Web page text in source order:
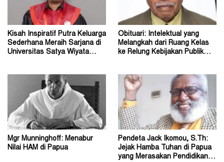
Kisah Inspiratif Putra Keluarga
Sederhana Meraih Sarjana di
Universitas Satya Wiyata
Obituari: Intelektual yang
Melangkah dari Ruang Kelas
ke Relung Kebijakan Publik
Mgr Munninghoff: Menabur
Nilai HAM di Papua
Pendeta Jack Ikomou, S.Th:
Jejak Hamba Tuhan di Papua
yang Merasakan Pendidikan